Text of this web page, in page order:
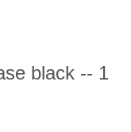
black -- 1